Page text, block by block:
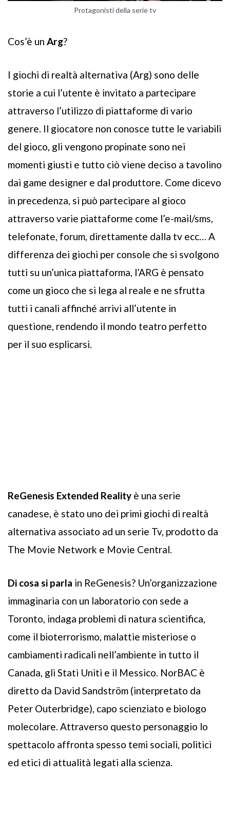
Protagonisti della serie tv
Cos’è un Arg?
I giochi di realtà alternativa (Arg) sono delle
storie a cui l’utente è invitato a partecipare
attraverso l’utilizzo di piattaforme di vario
genere. Il giocatore non conosce tutte le variabili
del gioco, gli vengono propinate sono nei
momenti giusti e tutto ciò viene deciso a tavolino
dai game designer e dal produttore. Come dicevo
in precedenza, si può partecipare al gioco
attraverso varie piattaforme come l’e-mail/sms,
telefonate, forum, direttamente dalla tv ecc… A
differenza dei giochi per console che si svolgono
tutti su un’unica piattaforma, l’ARG è pensato
come un gioco che si lega al reale e ne sfrutta
tutti i canali affinché arrivi all’utente in
questione, rendendo il mondo teatro perfetto
per il suo esplicarsi.
ReGenesis Extended Reality è una serie
canadese, è stato uno dei primi giochi di realtà
alternativa associato ad un serie Tv, prodotto da
The Movie Network e Movie Central.
Di cosa si parla in ReGenesis? Un’organizzazione
immaginaria con un laboratorio con sede a
Toronto, indaga problemi di natura scientifica,
come il bioterrorismo, malattie misteriose o
cambiamenti radicali nell’ambiente in tutto il
Canada, gli Stati Uniti e il Messico. NorBAC è
diretto da David Sandström (interpretato da
Peter Outerbridge), capo scienziato e biologo
molecolare. Attraverso questo personaggio lo
spettacolo affronta spesso temi sociali, politici
ed etici di attualità legati alla scienza.